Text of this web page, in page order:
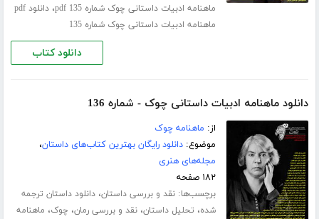
ماهنامه ادبیات داستانی چوک شماره 135 pdf ،
دانلود pdf
ماهنامه ادبیات داستانی چوک شماره 135
دانلود کتاب
دانلود ماهنامه ادبیات داستانی چوک - شماره 136
از: ماهنامه چوک
موضوع:دانلود رایگان بهترین کتاب‌های داستان،
مجله‌های هنری
۱۸۲ صفحه
برچسب‌ها:نقد و بررسی داستان،دانلود داستان ترجمه
شده، تحلیل داستان،نقد و بررسی رمان، چوک، ماهنامه